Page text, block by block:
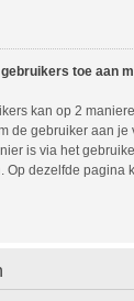
toe aan
kan op 2
de gebruiker aan
is via het
Op dezelfde pagina